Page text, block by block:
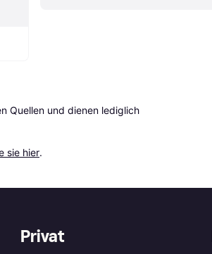
Quellen und dienen lediglich
sie hier.
Privat